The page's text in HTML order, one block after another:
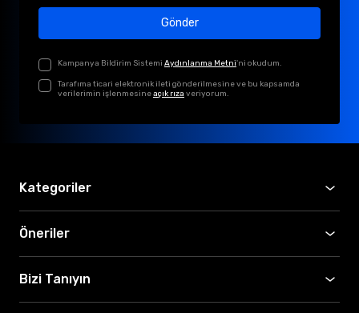
Gönder
Kampanya Bildirim Sistemi Aydınlanma Metni'ni okudum.
Tarafıma ticari elektronik ileti gönderilmesine ve bu kapsamda
verilerimin işlenmesineaçık rıza veriyorum.
Kategoriler
Öneriler
Bizi Tanıyın